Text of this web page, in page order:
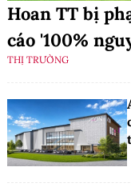
Hoan TT bị
cáo '100%
THỊ TRƯỜNG